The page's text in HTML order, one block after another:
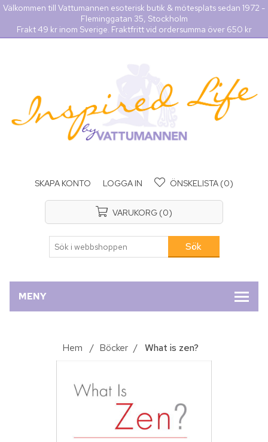
Välkommen till Vattumannen esoterisk butik & mötesplats sedan 1972 -
Fleminggatan 35, Stockholm
Frakt 49 kr inom Sverige. Fraktfritt vid ordersumma över 650 kr
SKAPA KONTO LOGGA IN ÖNSKELISTA (0)
VARUKORG (0)
MENY
Hem / Böcker / What is zen?